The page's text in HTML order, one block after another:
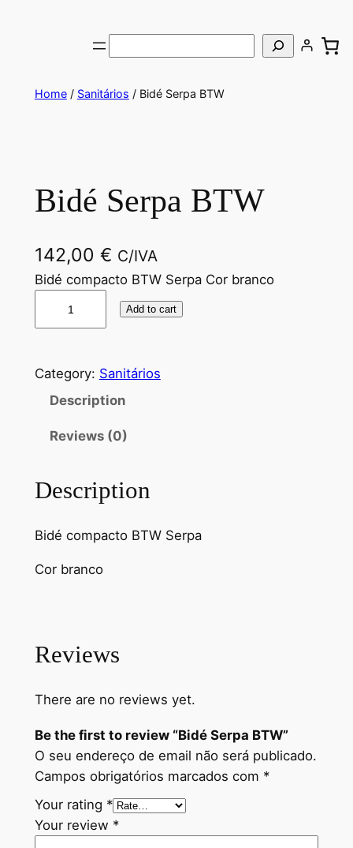
Home/ Sanitários / Bidé Serpa BTW
Bidé Serpa BTW
142,00 € C/IVA
Bidé compacto BTW Serpa Cor branco
S
B
u
i
Add to cart
Category: Sanitários
Description
Reviews (0)
Description
Bidé compacto BTW Serpa
Cor branco
Reviews
There are no reviews yet.
Be the first to review “Bidé Serpa BTW”
O seu endereço de email não será publicado.
Campos obrigatórios marcados com *
Your rating *
Your review *